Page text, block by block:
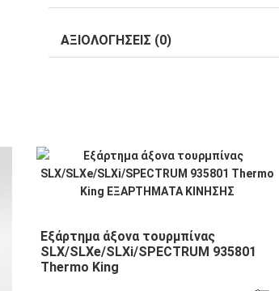
ΑΞΙΟΛΟΓΗΣΕΙΣ (0)
Εξάρτημα άξονα τουρμπίνας
SLX/SLXe/SLXi/SPECTRUM 935801
Thermo King